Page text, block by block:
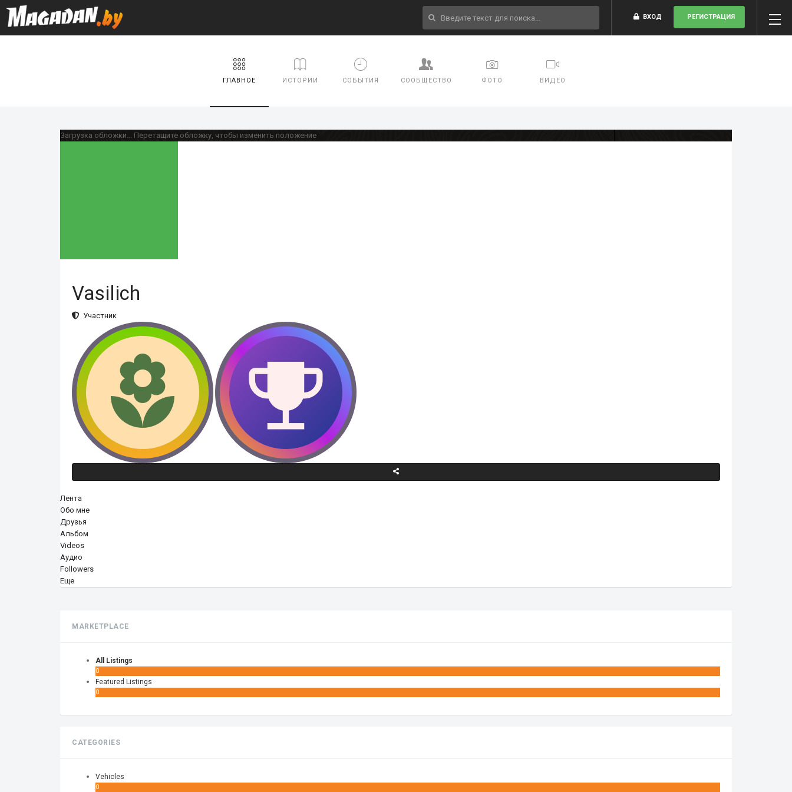
ВХОД РЕГИСТРАЦИЯ
ГЛАВНОЕ ИСТОРИИ СОБЫТИЯ СООБЩЕСТВО ФОТО ВИДЕО
Загрузка обложки... Перетащите обложку, чтобы изменить положение
Vasilich
Участник
Лента
Обо мне
Друзья
Альбом
Videos
Аудио
Followers
Еще
MARKETPLACE
All Listings
0
Featured Listings
0
CATEGORIES
Vehicles
0